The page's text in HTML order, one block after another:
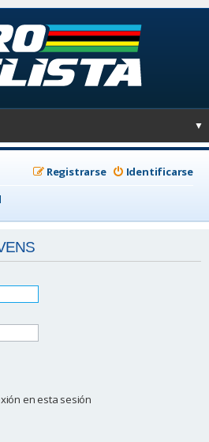
▼
Identificarse
Registrarse
en esta sesión